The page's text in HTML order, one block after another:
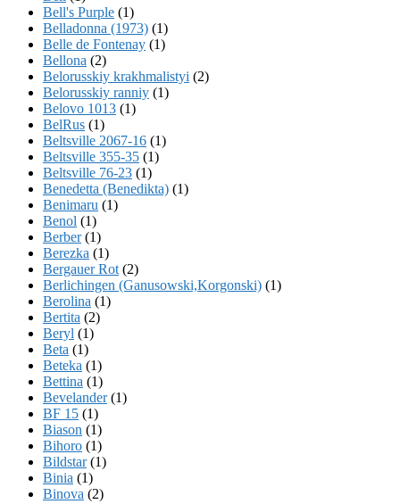
Bell's Purple (1)
Belladonna (1973) (1)
Belle de Fontenay (1)
Bellona (2)
Belorusskiy krakhmalistyi (2)
Belorusskiy ranniy (1)
Belovo 1013 (1)
BelRus (1)
Beltsville 2067-16 (1)
Beltsville 355-35 (1)
Beltsville 76-23 (1)
Benedetta (Benedikta) (1)
Benimaru (1)
Benol (1)
Berber(1)
Berezka (1)
Bergauer Rot (2)
Berlichingen (Ganusowski,Korgonski) (1)
Berolina (1)
Bertita (2)
Beryl (1)
Beta (1)
Beteka (1)
Bettina (1)
Bevelander(1)
BF 15 (1)
Biason (1)
Bihoro (1)
Bildstar(1)
Binia (1)
Binova (2)